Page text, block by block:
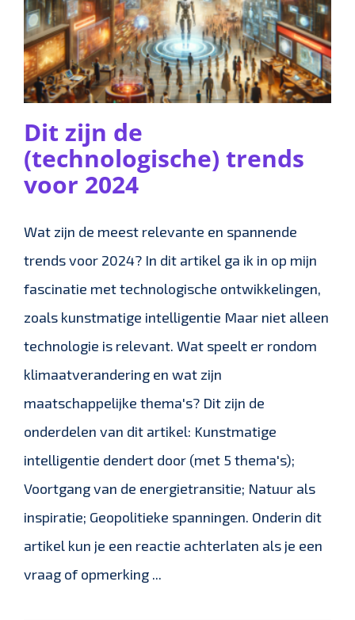
Dit zijn de
(technologische) trends
voor 2024
Wat zijn de meest relevante en spannende
trends voor 2024? In dit artikel ga ik in op mijn
fascinatie met technologische ontwikkelingen,
zoals kunstmatige intelligentie Maar niet alleen
technologie is relevant. Wat speelt er rondom
klimaatverandering en wat zijn
maatschappelijke thema's? Dit zijn de
onderdelen van dit artikel: Kunstmatige
intelligentie dendert door (met 5 thema's);
Voortgang van de energietransitie; Natuur als
inspiratie; Geopolitieke spanningen. Onderin dit
artikel kun je een reactie achterlaten als je een
vraag of opmerking ...